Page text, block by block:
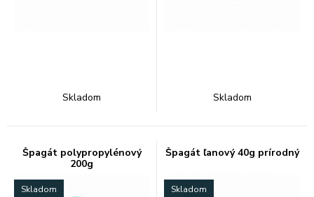
Skladom Skladom
Špagát polypropylénový
200g
Skladom
Špagát ľanový 40g prírodný
Skladom